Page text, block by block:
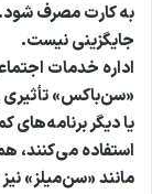
به کارت مصرف شود.
جایگزینی نیست.
اداره خدمات
«سن‌باکس» تأثیری
یا دیگر برنامه‌های
استفاده می‌کنند،
مانند «سن‌میلز»